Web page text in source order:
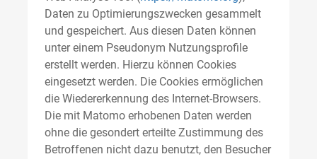
Daten zu Optimierungszwecken gesammelt
und gespeichert. Aus diesen Daten können
unter einem Pseudonym Nutzungsprofile
erstellt werden. Hierzu können Cookies
eingesetzt werden. Die Cookies ermöglichen
die Wiedererkennung des Internet-Browsers.
Die mit Matomo erhobenen Daten werden
ohne die gesondert erteilte Zustimmung des
Betroffenen nicht dazu benutzt, den Besucher